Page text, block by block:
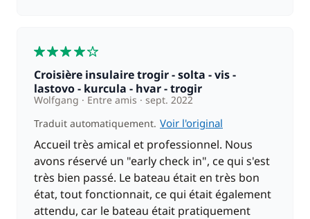
Skipper (repas non inclus)
Croisière insulaire trogir - solta - vis -
lastovo - kurcula - hvar - trogir
Wolfgang Entre amis
sept. 2022
Traduit automatiquement. Voir l'original
Accueil très amical et professionnel. Nous
avons réservé un "early check in", ce qui s'est
très bien passé. Le bateau était en très bon
état, tout fonctionnait, ce qui était également
attendu, car le bateau était pratiquement